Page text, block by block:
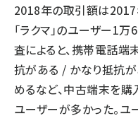
2018年の取引額は2017
「ラクマ」のユーザー1
査によると、携帯電話端
抗がある / かなり抵抗
めるなど、中古端末を
ユーザーが多かった。